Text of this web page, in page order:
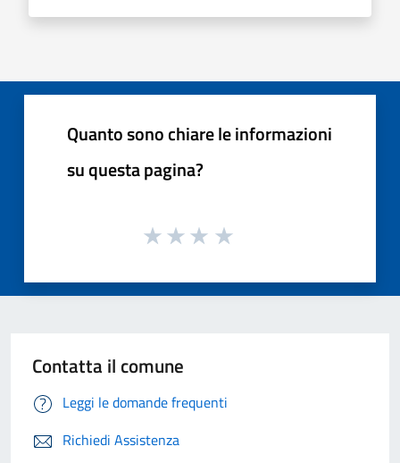
Quanto sono chiare le informazioni
su questa pagina?
Contatta il comune
Leggi le domande frequenti
Richiedi Assistenza